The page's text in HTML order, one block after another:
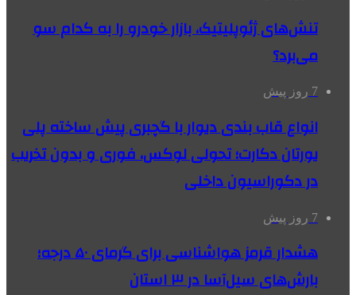
تنش‌های ژئوپلیتیک، بازار خودرو را به کدام سو
می‌برد؟
7 روز پیش
انواع قاب بندی دیوار با گچبری پیش ساخته پلی
یورتان دکارت؛ تحولی لوکس، فوری و بدون تخریب
در دکوراسیون داخلی
7 روز پیش
هشدار قرمز هواشناسی برای گرمای ۵۰ درجه؛
بارش‌های سیل‌آسا در ۳ استان